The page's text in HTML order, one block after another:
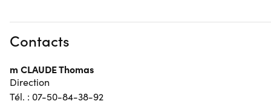
Contacts
m CLAUDE Thomas
Direction
Tél. : 07-50-84-38-92